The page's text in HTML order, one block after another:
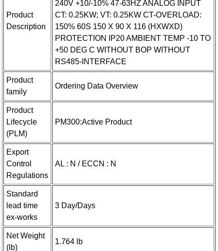
Product
Description
240V +10/-10% 47-63HZ ANALOG INPUT
CT: 0.25KW; VT: 0.25KW CT-OVERLOAD:
150% 60S 150 X 90 X 116 (HXWXD)
PROTECTION IP20 AMBIENT TEMP -10 TO
+50 DEG C WITHOUT BOP WITHOUT
RS485-INTERFACE
Product
family
Ordering Data Overview
Product
Lifecycle
(PLM)
PM300:Active Product
Export
Control
Regulations
AL : N / ECCN : N
Standard
lead time
ex-works
3 Day/Days
Net Weight
(lb)
1.764 lb